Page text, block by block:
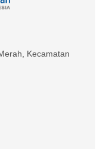
Kecamatan